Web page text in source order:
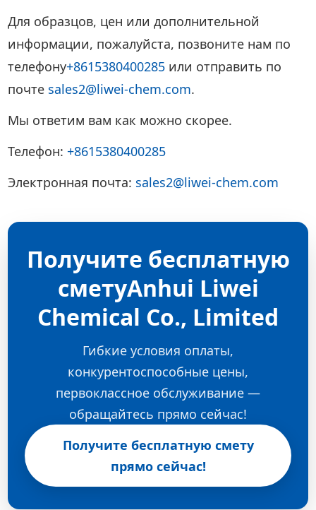
Для образцов, цен или дополнительной
информации, пожалуйста, позвоните нам по
телефону+8615380400285 или отправить по
почте sales2@liwei-chem.com.
Мы ответим вам как можно скорее.
Телефон:+8615380400285
Электронная почта: sales2@liwei-chem.com
Получите бесплатную
сметуAnhui Liwei
Chemical Co., Limited
Гибкие условия оплаты,
конкурентоспособные цены,
первоклассное обслуживание —
обращайтесь прямо сейчас!
Получите бесплатную смету
прямо сейчас!